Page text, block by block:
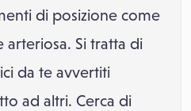
di posizione come
arteriosa. Si tratta di
da te avvertiti
ad altri. Cerca di